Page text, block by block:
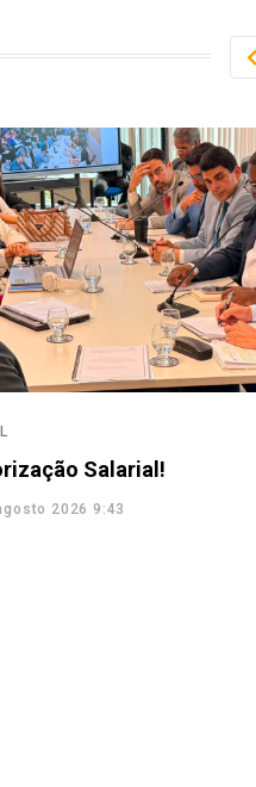
Salarial!
2026 9:43